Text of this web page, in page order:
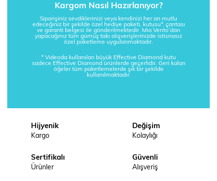
Kargom Nasıl Hazırlanıyor?
Siparişiniz sevdiklerinizi veya kendinizi her an mutlu
edeceğiniz bir şekilde özel hediye paketi, kutusu*, çantası
ve garanti belgesi ile gönderilmektedir. Mia Vento’dan
yapacağınız tüm gümüş takı alışverişlerinizde istisnasız
özel paketleme uygulanmaktadır.
* Videoda kullanılan büyük Effective Diamond kutu
sadece Effective Diamond ürünlerde geçerlidir. Geri kalan
öğeler tüm paketlemelerde şık bir şekilde
kullanılmaktadır.
Hijyenik
Kargo
Değişim
Kolaylığı
Sertifikalı
Ürünler
Güvenli
Alışveriş